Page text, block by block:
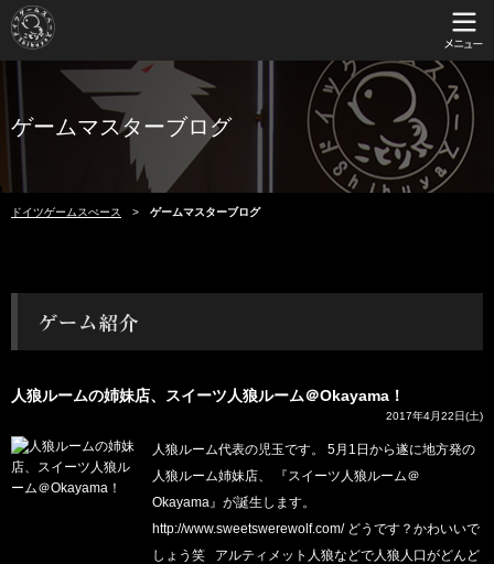
ゲームマスターブログ
ドイツゲームスぺース ゲームマスターブログ
人狼ルームの姉妹店、スイーツ人狼ルーム＠Okayama！
2017年4月22日(土)
人狼ルーム代表の児玉です。 5月1日から遂に地方発の
人狼ルーム姉妹店、 『スイーツ人狼ルーム＠
Okayama』が誕生します。
http://www.sweetswerewolf.com/ どうです？かわいいで
しょう笑 アルティメット人狼などで人狼人口がどんど